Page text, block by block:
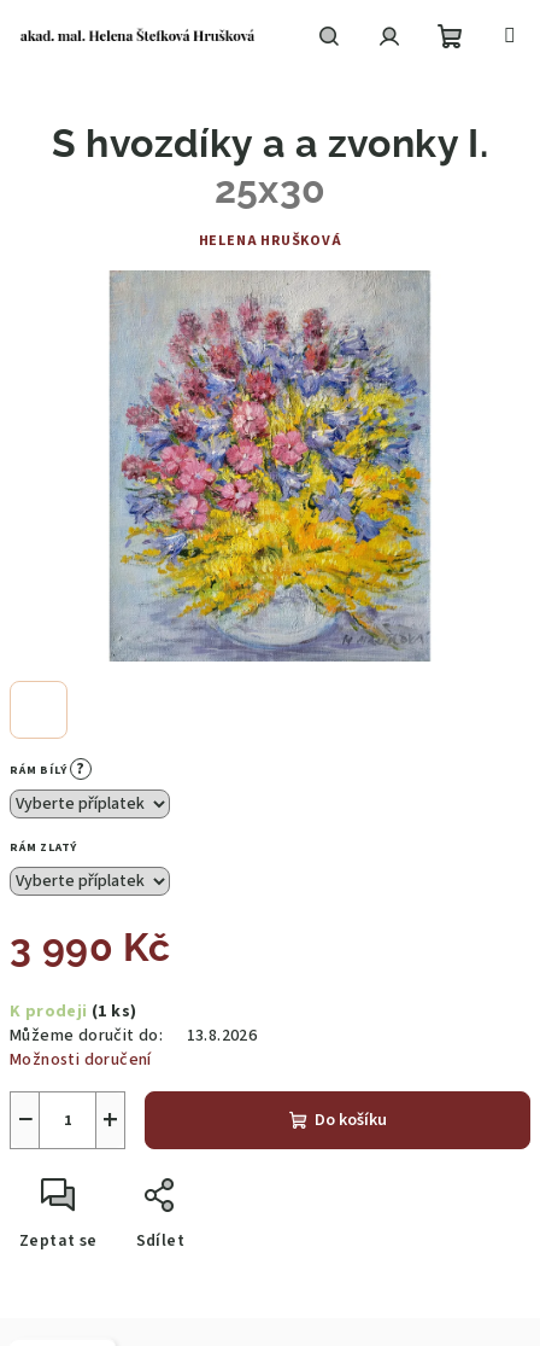
košík
RÁM BÍLÝ ?
RÁM ZLATÝ
3 990 Kč
cena:
K prodeji (1 ks)
Můžeme doručit do:
13.8.2026
Možnosti doručení
+
− Do košíku
Zeptat se Sdílet
S hvozdíky a a zvonky I.
25x30
HELENA HRUŠKOVÁ